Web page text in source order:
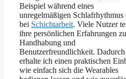
Beispiel während eines
unregelmäßigen Schlafrhythmus
bei Schichtarbeit. Viele Nutzer
ihre persönlichen Erfahrungen
Handhabung und
Benutzerfreundlichkeit. Dadurch
erhalte ich einen praktischen
wie einfach sich die Wearables